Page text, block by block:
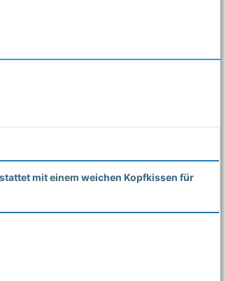
mit einem weichen Kopfkissen für